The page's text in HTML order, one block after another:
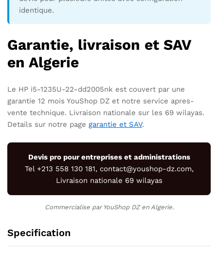
identique.
Garantie, livraison et SAV
en Algerie
Le HP i5-1235U-22-dd2005nk est couvert par une
garantie 12 mois YouShop DZ et notre service apres-
vente technique. Livraison nationale sur les 69 wilayas.
Details sur notre page garantie et SAV.
Devis pro pour entreprises et administrations
Tel +213 558 130 181, contact@youshop-dz.com,
Livraison nationale 69 wilayas
Commercialise par YouShop DZ en Algerie.
Specification